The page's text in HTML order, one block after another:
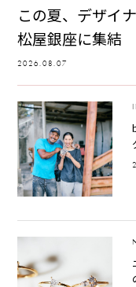
この夏、デザイ
松屋銀座に集結
2026.08.07